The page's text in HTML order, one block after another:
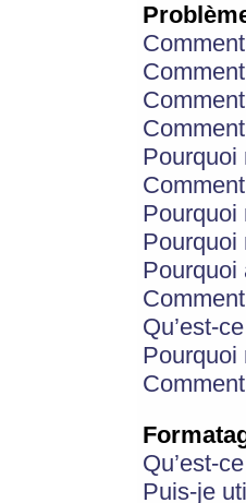
Pourquoi
Pourquoi
Pourquoi
Pourquoi
Qu’est-
Pourquoi
Qu’est-
Puis-je